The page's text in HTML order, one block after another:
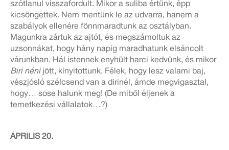
szótlanul visszafordult. Mikor a suliba értünk, épp
kicsöngettek. Nem mentünk le az udvarra, hanem a
szabályok ellenére fönnmaradtunk az osztályban.
Magunkra zártuk az ajtót, és megszámoltuk az
uzsonnákat, hogy hány napig maradhatunk elsáncolt
várunkban. Hál istennek enyhült harci kedvünk, és mikor
Biri néni jött, kinyitottunk. Félek, hogy lesz valami baj,
vészjósló szélcsend van a dirinél, ámde megvigasztal,
hogy… sose halunk meg! (De miből éljenek a
temetkezési vállalatok…?)
ÁPRILIS 20.